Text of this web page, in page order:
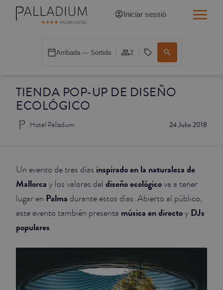
TIENDA POP-UP DE DISEÑO
ECOLÓGICO
24 Julio 2018
Hotel Palladium
Un evento de tres días inspirado en la naturaleza de
Mallorca y los valores del diseño ecológicova a tener
lugar en Palma durante estos días. Abierto al público,
este evento también presenta música en directoy DJs
populares.
Iniciar sessió
Arribada — Sortida 2
INDIVIDUAL BALCÓ CATEDRAL
DOBLE WHITE
DOBLE INN CATEDRAL
SUPERIOR